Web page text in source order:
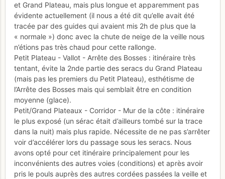
et Grand Plateau, mais plus longue et apparemment pas
évidente actuellement (il nous a été dit qu’elle avait été
tracée par des guides qui avaient mis 2h de plus que la
« normale ») donc avec la chute de neige de la veille nous
n’étions pas très chaud pour cette rallonge.
Petit Plateau - Vallot - Arrête des Bosses : itinéraire très
tentant, évite la 2nde partie des seracs du Grand Plateau
(mais pas les premiers du Petit Plateau), esthétisme de
l’Arrête des Bosses mais qui semblait être en condition
moyenne (glace).
Petit/Grand Plateaux - Corridor - Mur de la côte : itinéraire
le plus exposé (un sérac était d’ailleurs tombé sur la trace
dans la nuit) mais plus rapide. Nécessite de ne pas s’arrêter
voir d’accélérer lors du passage sous les seracs. Nous
avons opté pour cet itinéraire principalement pour les
inconvénients des autres voies (conditions) et après avoir
pris le pouls auprès des autres cordées passées la veille et